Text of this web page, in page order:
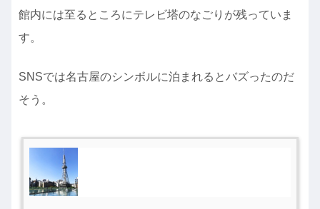
館内には至るところにテレビ塔のなごりが残っていま
す。
SNSでは名古屋のシンボルに泊まれるとバズったのだ
そう。